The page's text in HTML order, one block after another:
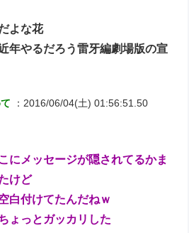
よな花
年やるだろう雷牙編劇場版の宣
：2016/06/04(土) 01:56:51.50
にメッセージが隠されてるかま
けど
白付けてたんだねｗ
ょっとガッカリした